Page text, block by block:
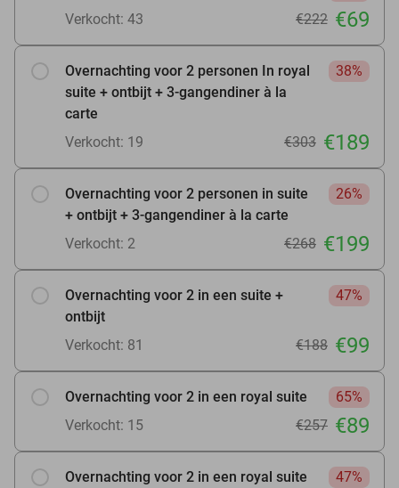
Verkocht: 43
€222 €69
Overnachting voor 2 personen In royal
suite + ontbijt + 3-gangendiner à la
carte
38%
Verkocht: 19 €303 €189
Overnachting voor 2 personen in suite
+ ontbijt + 3-gangendiner à la carte
26%
Verkocht: 2 €268 €199
Overnachting voor 2 in een suite +
ontbijt
47%
Verkocht: 81 €188 €99
Overnachting voor 2 in een royal suite
65%
Verkocht: 15
€257 €89
Overnachting voor 2 in een royal suite
47%